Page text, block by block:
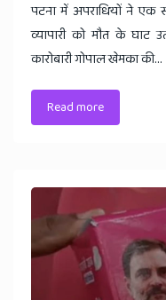
पटना में अपराधियों ने
व्यापारी को मौत के घाट
कारोबारी गोपाल खेमका की...
Read more